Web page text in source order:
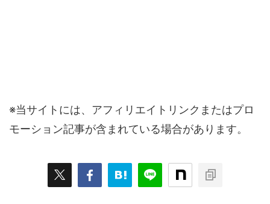
※当サイトには、アフィリエイトリンクまたはプロ
モーション記事が含まれている場合があります。